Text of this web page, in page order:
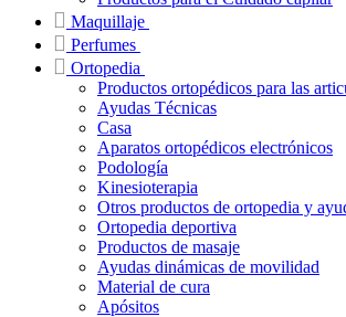
Maquillaje
Perfumes
Ortopedia
Productos ortopédicos para las
Ayudas Técnicas
Casa
Aparatos ortopédicos electrónicos
Podología
Kinesioterapia
Otros productos de ortopedia y
Ortopedia deportiva
Productos de masaje
Ayudas dinámicas de movilidad
Material de cura
Apósitos